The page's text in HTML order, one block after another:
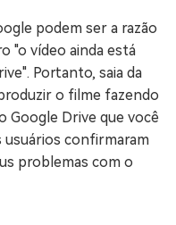
podem ser a razão
"o vídeo ainda está
Portanto, saia da
o filme fazendo
Google Drive que você
usuários confirmaram
problemas com o